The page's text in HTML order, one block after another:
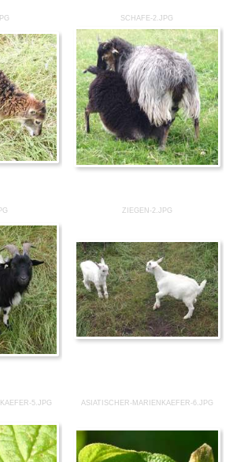
SCHAFE-2.JPG
ZIEGEN-2.JPG
5.JPG ASIATISCHER-MARIENKAEFER-6.JPG